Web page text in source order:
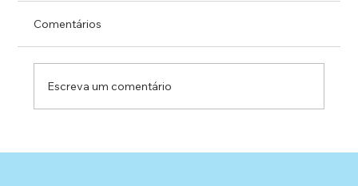
Comentários
Escreva um comentário